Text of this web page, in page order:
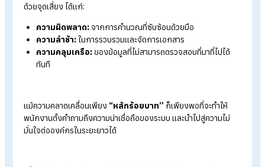
ทำไมความโปร่งใสในการ
จัดการกองทุนพนักงานจึง
กองทุนสวัสดิการและกองทุนสะสมต่าง ๆ ถือเป็นสิทธิประโยชน์ที่มี
ความหมายกับพนักงานมาก แต่หลายองค์กรกลับยังจัดการข้อมูล